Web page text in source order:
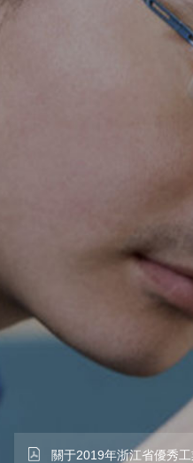
關于2019年浙江省優秀